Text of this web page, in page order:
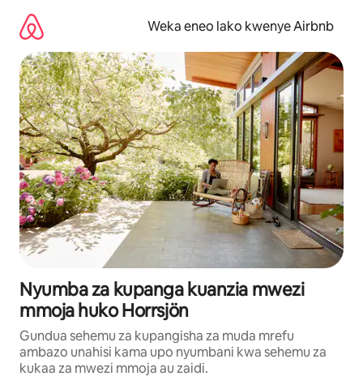
kwenda
kwenye
maudhui
Weka eneo lako kwenye Airbnb
Nyumba za kupanga kuanzia mwezi
mmoja huko Horrsjön
Gundua sehemu za kupangisha za muda mrefu
ambazo unahisi kama upo nyumbani kwa sehemu za
kukaa za mwezi mmoja au zaidi.